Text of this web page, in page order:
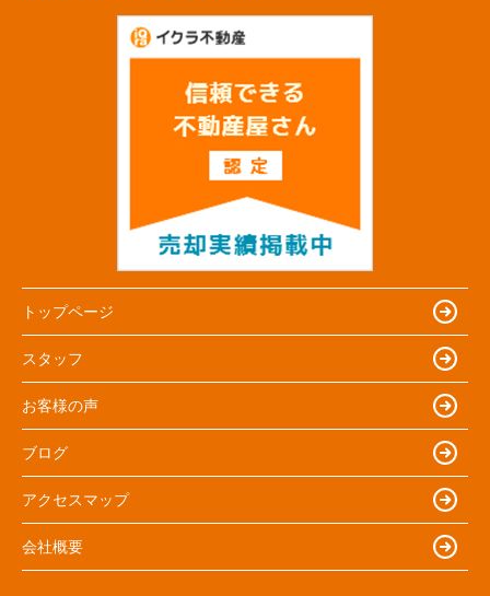
トップページ
スタッフ
お客様の声
ブログ
アクセスマップ
会社概要